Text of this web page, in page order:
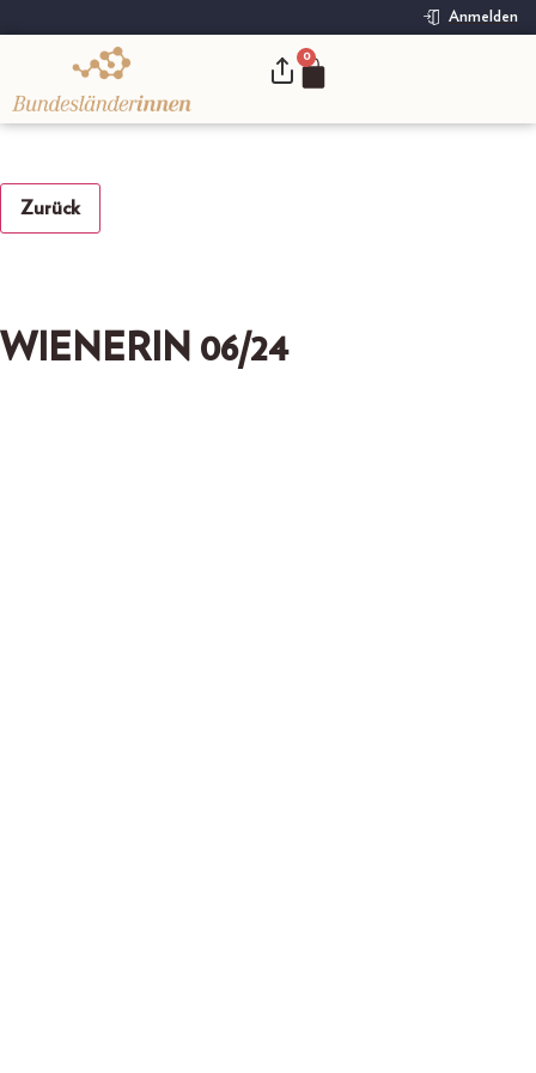
Anmelden
0
Zurück
WIENERIN 06/24